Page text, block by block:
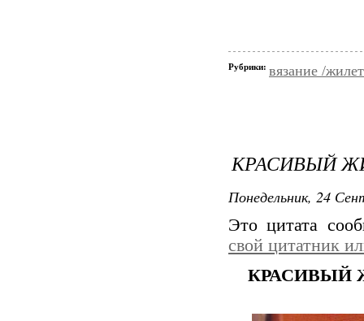
Рубрики: вязание /
КРАСИВЫЙ
Понедельник, 24
Это цитата
свой цитатник
КРАСИВЫЙ